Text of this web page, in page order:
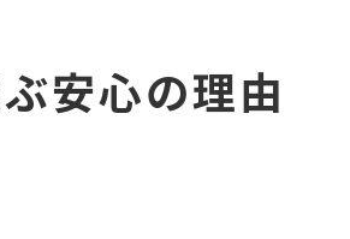
や車検も車屋ならスムーズ対応
車屋で車検と修理を同時に依頼でき
安心の理由